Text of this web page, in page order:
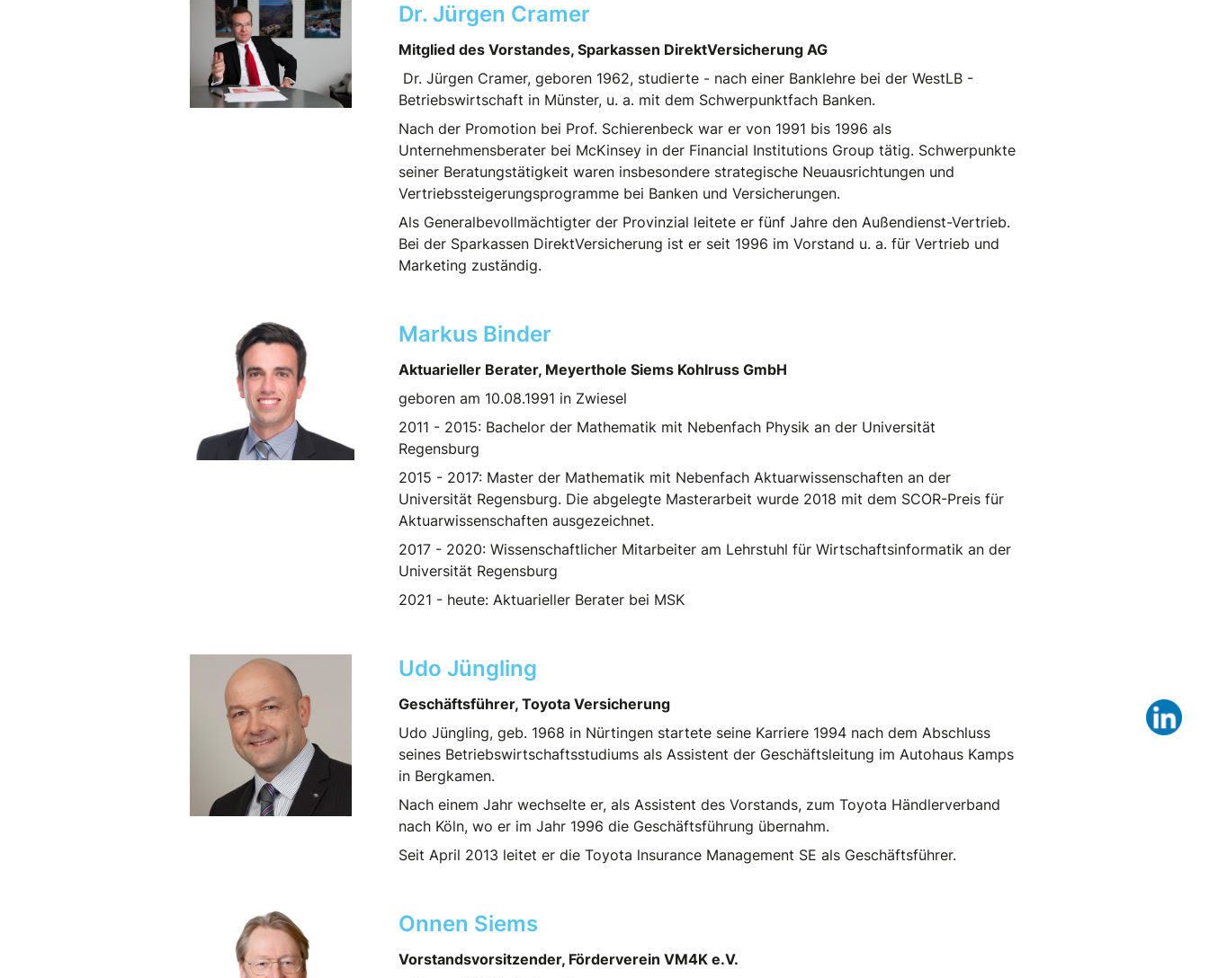
Dr. Jürgen Cramer
Mitglied des Vorstandes, Sparkassen DirektVersicherung AG
Dr. Jürgen Cramer, geboren 1962, studierte - nach einer Banklehre bei der WestLB -
Betriebswirtschaft in Münster, u. a. mit dem Schwerpunktfach Banken.
Nach der Promotion bei Prof. Schierenbeck war er von 1991 bis 1996 als
Unternehmensberater bei McKinsey in der Financial Institutions Group tätig. Schwerpunkte
seiner Beratungstätigkeit waren insbesondere strategische Neuausrichtungen und
Vertriebssteigerungsprogramme bei Banken und Versicherungen.
Als Generalbevollmächtigter der Provinzial leitete er fünf Jahre den Außendienst-Vertrieb.
Bei der Sparkassen DirektVersicherung ist er seit 1996 im Vorstand u. a. für Vertrieb und
Marketing zuständig.
Markus Binder
Aktuarieller Berater, Meyerthole Siems Kohlruss GmbH
geboren am 10.08.1991 in Zwiesel
2011 - 2015: Bachelor der Mathematik mit Nebenfach Physik an der Universität
Regensburg
2015 - 2017: Master der Mathematik mit Nebenfach Aktuarwissenschaften an der
Universität Regensburg. Die abgelegte Masterarbeit wurde 2018 mit dem SCOR-Preis für
Aktuarwissenschaften ausgezeichnet.
2017 - 2020: Wissenschaftlicher Mitarbeiter am Lehrstuhl für Wirtschaftsinformatik an der
Universität Regensburg
2021 - heute: Aktuarieller Berater bei MSK
Udo Jüngling
Geschäftsführer, Toyota Versicherung
Udo Jüngling, geb. 1968 in Nürtingen startete seine Karriere 1994 nach dem Abschluss
seines Betriebswirtschaftsstudiums als Assistent der Geschäftsleitung im Autohaus Kamps
in Bergkamen.
Nach einem Jahr wechselte er, als Assistent des Vorstands, zum Toyota Händlerverband
nach Köln, wo er im Jahr 1996 die Geschäftsführung übernahm.
Seit April 2013 leitet er die Toyota lnsurance Management SE als Geschäftsführer.
Onnen Siems
Vorstandsvorsitzender, Förderverein VM4K e.V.